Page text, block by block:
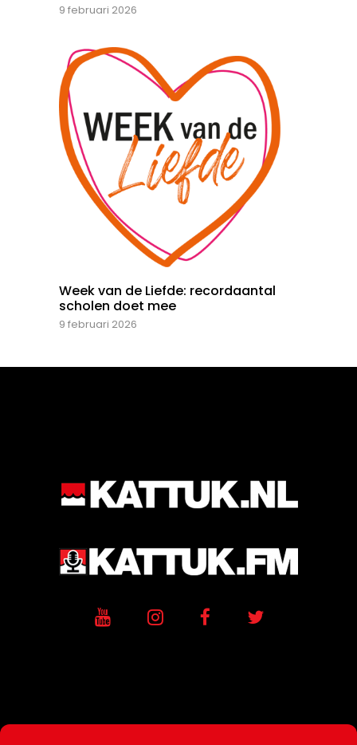
9 februari 2026
Week van de Liefde: recordaantal
scholen doet mee
9 februari 2026